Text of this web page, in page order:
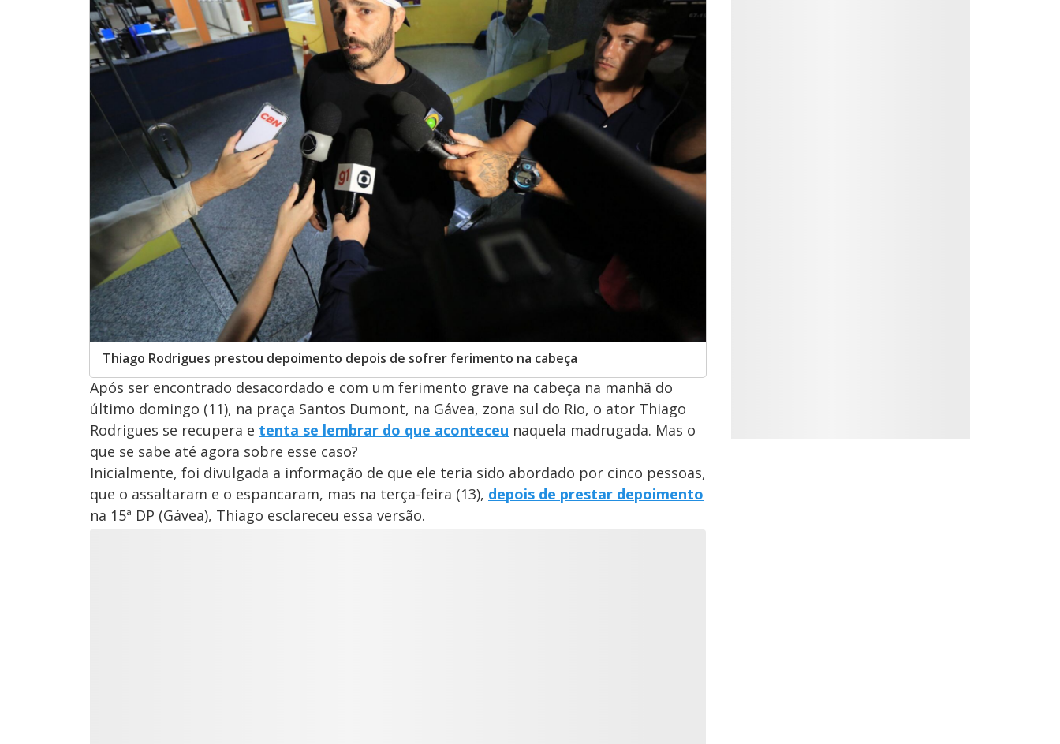
Thiago Rodrigues prestou depoimento depois de sofrer ferimento na cabeça
Após ser encontrado desacordado e com um ferimento grave na cabeça na manhã do
último domingo (11), na praça Santos Dumont, na Gávea, zona sul do Rio, o ator Thiago
Rodrigues se recupera e tenta se lembrar do que aconteceu naquela madrugada. Mas o
que se sabe até agora sobre esse caso?
Inicialmente, foi divulgada a informação de que ele teria sido abordado por cinco pessoas,
que o assaltaram e o espancaram, mas na terça-feira (13), depois de prestar depoimento
na 15ª DP (Gávea), Thiago esclareceu essa versão.